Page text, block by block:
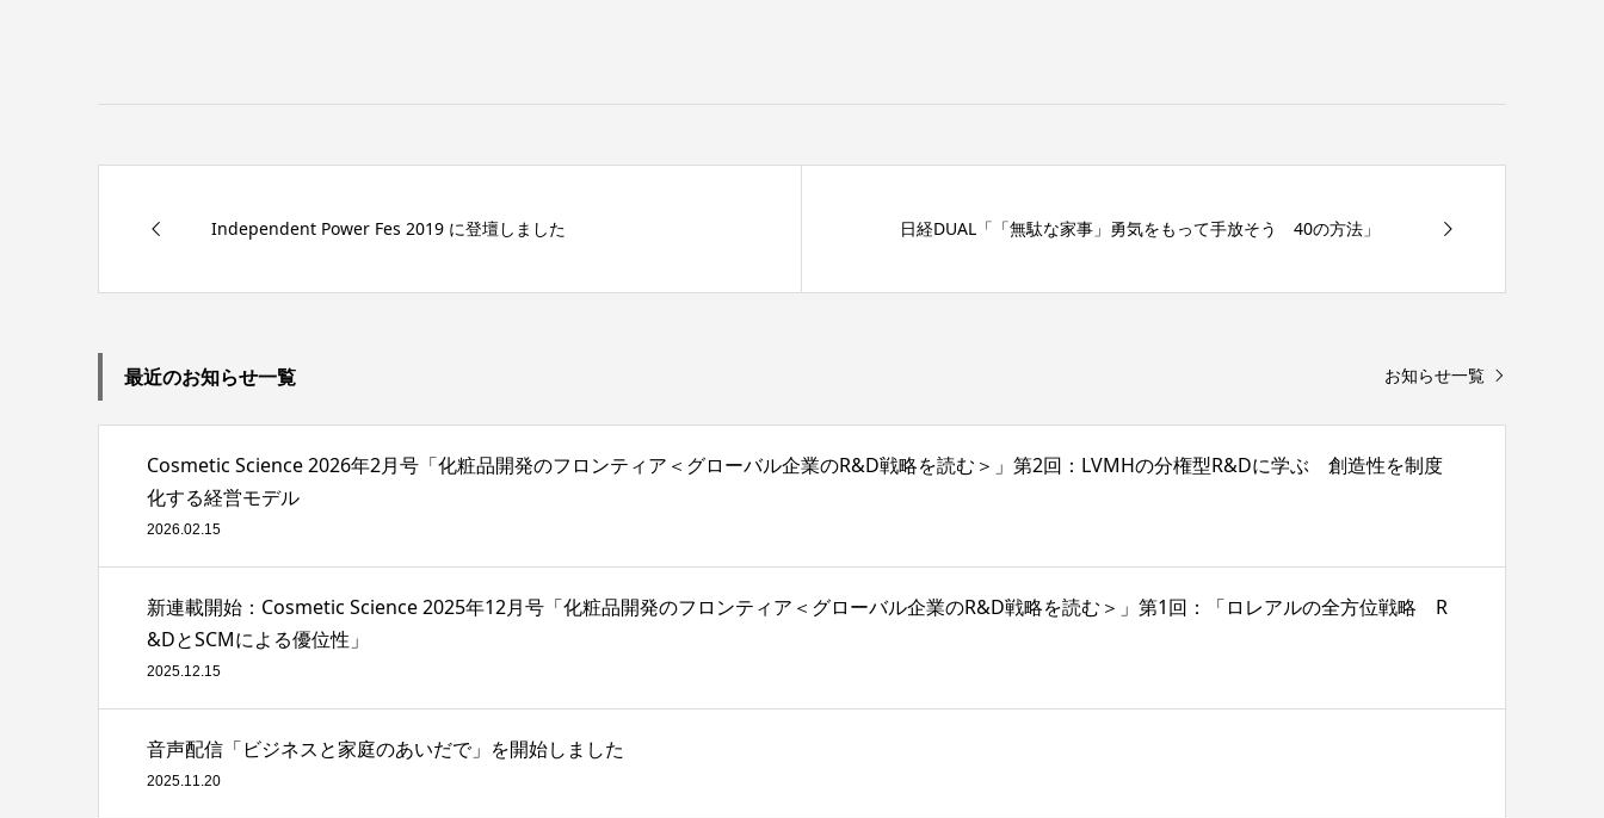
Independent Power Fes 2019 に登壇しました 日経DUAL「「無駄な家事」勇気をもって手放そう 40の方法」
最近のお知らせ一覧 お知らせ一覧
Cosmetic Science 2026年2月号「化粧品開発のフロンティア＜グローバル企業のR&D戦略を読む＞」第2回：LVMHの分権型R&Dに学ぶ 創造性を制度
化する経営モデル
2026.02.15
新連載開始：Cosmetic Science 2025年12月号「化粧品開発のフロンティア＜グローバル企業のR&D戦略を読む＞」第1回：「ロレアルの全方位戦略 R
&DとSCMによる優位性」
2025.12.15
音声配信「ビジネスと家庭のあいだで」を開始しました
2025.11.20